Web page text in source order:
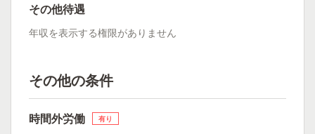
その他待遇
年収を表示する権限がありません
その他の条件
時間外労働 有り